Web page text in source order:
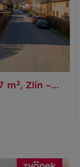
m², Zlín -…